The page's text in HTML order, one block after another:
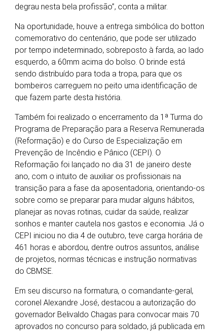
degrau nesta bela profissão”, conta a militar.
Na oportunidade, houve a entrega simbólica do botton
comemorativo do centenário, que pode ser utilizado
por tempo indeterminado, sobreposto à farda, ao lado
esquerdo, a 60mm acima do bolso. O brinde está
sendo distribuído para toda a tropa, para que os
bombeiros carreguem no peito uma identificação de
que fazem parte desta história.
Também foi realizado o encerramento da 1ª Turma do
Programa de Preparação para a Reserva Remunerada
(Reformação) e do Curso de Especialização em
Prevenção de Incêndio e Pânico (CEPI). O
Reformação foi lançado no dia 31 de janeiro deste
ano, com o intuito de auxiliar os profissionais na
transição para a fase da aposentadoria, orientando-os
sobre como se preparar para mudar alguns hábitos,
planejar as novas rotinas, cuidar da saúde, realizar
sonhos e manter cautela nos gastos e economia. Já o
CEPI iniciou no dia 4 de outubro, teve carga horária de
461 horas e abordou, dentre outros assuntos, análise
de projetos, normas técnicas e instrução normativas
do CBMSE.
Em seu discurso na formatura, o comandante-geral,
coronel Alexandre José, destacou a autorização do
governador Belivaldo Chagas para convocar mais 70
aprovados no concurso para soldado, já publicada em